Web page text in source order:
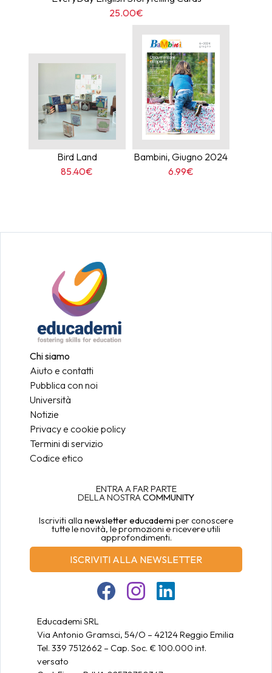
25.00€
Bird Land
85.40€
Bambini, Giugno 2024
6.99€
Chi siamo
Aiuto e contatti
Pubblica con noi
Università
Notizie
Privacy e cookie policy
Termini di servizio
Codice etico
ENTRA A FAR PARTE
DELLA NOSTRA COMMUNITY
Iscriviti alla newsletter educademiper conoscere
tutte le novità, le promozioni e ricevere utili
approfondimenti.
ISCRIVITI ALLA NEWSLETTER
Educademi SRL
Via Antonio Gramsci, 54/O – 42124 Reggio Emilia
Tel. 339 7512662 – Cap. Soc. € 100.000 int.
versato